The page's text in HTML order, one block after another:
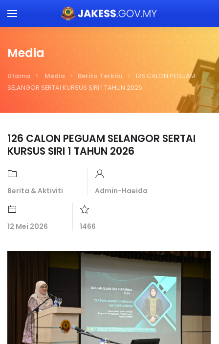
Skip to main content
Media
Utama Media Berita Terkini
126 CALON PEGUAM
SELANGOR SERTAI KURSUS SIRI 1 TAHUN 2026
126 CALON PEGUAM SELANGOR SERTAI
KURSUS SIRI 1 TAHUN 2026
Berita & Aktiviti Admin-Haeida
12 Mei 2026 1466